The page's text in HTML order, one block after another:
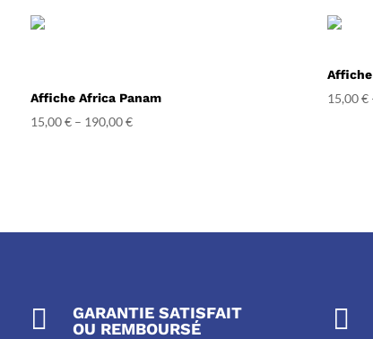
Affiche Africa Panam
15,00€– 190,00€
Affiche
15,00€

GARANTIE SATISFAIT
OU REMBOURSÉ
